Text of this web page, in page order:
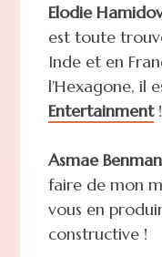
Elodie
est toute
Inde et en
l'Hexagone, il
Entertainment!
Asmae
faire de mon
vous en
constructive !